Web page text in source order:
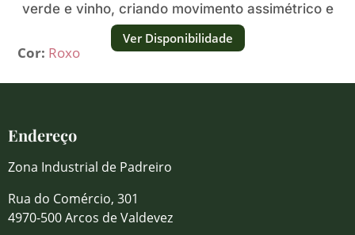
verde e vinho, criando movimento assimétrico e
divertido.
Cor: Roxo
Ver Disponibilidade
Endereço
Zona Industrial de Padreiro
Rua do Comércio, 301
4970-500 Arcos de Valdevez